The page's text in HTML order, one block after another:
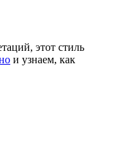
этот стиль
и узнаем, как